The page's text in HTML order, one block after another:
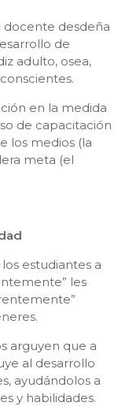
docente desdeña
de
adulto, osea,
en la medida
de capacitación
los medios (la
meta (el
estudiantes a
les
arguyen que a
al desarrollo
ayudándolos a
y habilidades.